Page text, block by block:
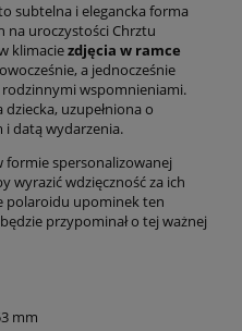
subtelna i elegancka forma
na uroczystości Chrztu
klimaciezdjęcia w ramce
a jednocześnie
rodzinnymi wspomnieniami.
uzupełniona o
i datą wydarzenia.
formie spersonalizowanej
wyrazić wdzięczność za ich
polaroidu upominek ten
przypominał o tej ważnej
mm